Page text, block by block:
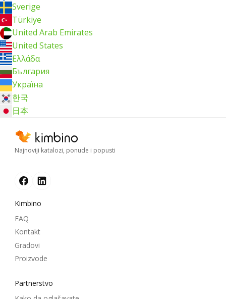
Sverige
Türkiye
United Arab Emirates
United States
Ελλάδα
България
Україна
한국
日本
Najnoviji katalozi, ponude i popusti
Kimbino
FAQ
Kontakt
Gradovi
Proizvode
Partnerstvo